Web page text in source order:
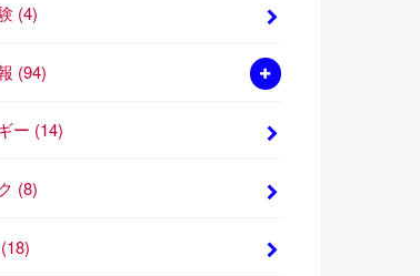
(4)
(94)
ー (14)
(8)
(18)